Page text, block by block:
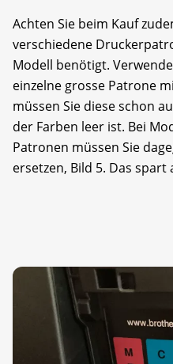
Achten Sie beim Kauf
verschiedene
Modell benötigt.
einzelne grosse Patrone
müssen Sie diese schon
der Farben leer ist. Bei
Patronen müssen Sie
ersetzen, Bild 5. Das spart